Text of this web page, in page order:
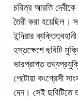
চরিত্র আরতি দেবীকে
তৈরী করা হয়েছিল।
ইন্দিরার
হস্তক্ষেপে ছবিটি
ভারপ্রাপ্ত
পেটোয়া কংগ্রেসী
দেন। সেই ছবিটিতে